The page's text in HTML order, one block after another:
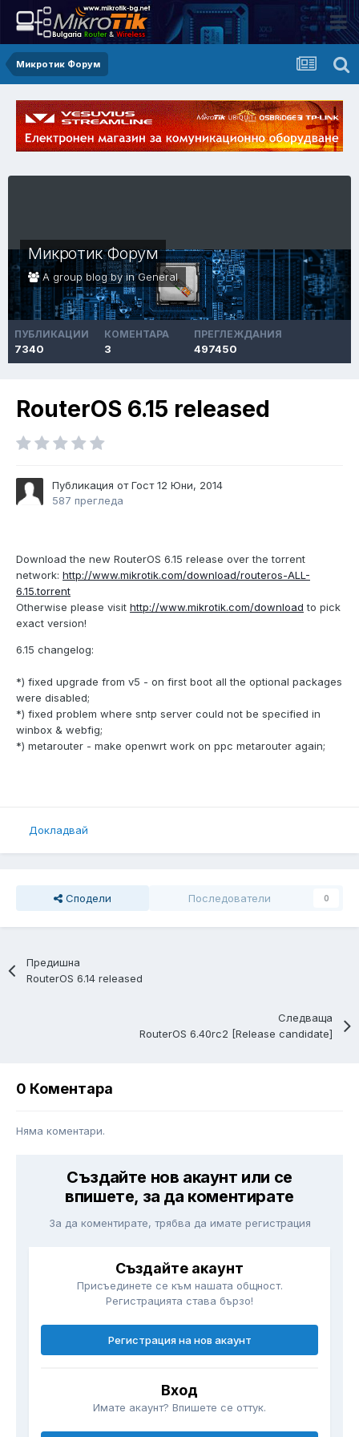
Микротик Форум
Микротик Форум
A group blog by inGeneral
ПУБЛИКАЦИИ
7340
КОМЕНТАРА
3
ПРЕГЛЕЖДАНИЯ
497450
RouterOS 6.15 released
Публикация от Гост12 Юни, 2014
587 прегледа
Download the new RouterOS 6.15 release over the torrent
network: http://www.mikrotik.com/download/routeros-ALL-
6.15.torrent
Otherwise please visit http://www.mikrotik.com/download to pick
exact version!
6.15 changelog:
*) fixed upgrade from v5 - on first boot all the optional packages
were disabled;
*) fixed problem where sntp server could not be specified in
winbox & webfig;
*) metarouter - make openwrt work on ppc metarouter again;
Докладвай
Сподели Последователи 0
Предишна
RouterOS 6.14 released
Следваща
RouterOS 6.40rc2 [Release candidate]
0 Коментара
Няма коментари.
Създайте нов акаунт или се
впишете, за да коментирате
За да коментирате, трябва да имате регистрация
Създайте акаунт
Присъединете се към нашата общност.
Регистрацията става бързо!
Регистрация на нов акаунт
Вход
Имате акаунт? Впишете се оттук.